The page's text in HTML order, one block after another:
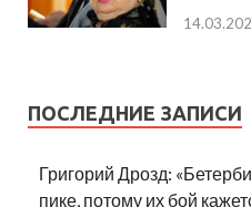
ПОСЛЕДНИЕ ЗАПИСИ
Григорий Дрозд:
пике, потому их бой